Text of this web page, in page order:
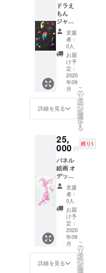
ドラえ
もん
ジャ
ズ
イラス
トボー
ド
33×24c
ボード
なので
そのま
ま飾る
ことが
出来ま
す。
支援
者：
0人
お届
け予
定：
2020
年09
月
詳細を見る
こ
の
リ
タ
ー
ン
を
選
択
す
る
25,
000 円
残り1
パネル
絵画 オ
デッ
ト
2018 パ
ネルに
紙 ア
クリ
ル、イ
ンク
54×38×
2cm
支援
者：
0人
お届
け予
定：
2020
年09
月
詳細を見る
こ
の
リ
タ
ー
ン
を
選